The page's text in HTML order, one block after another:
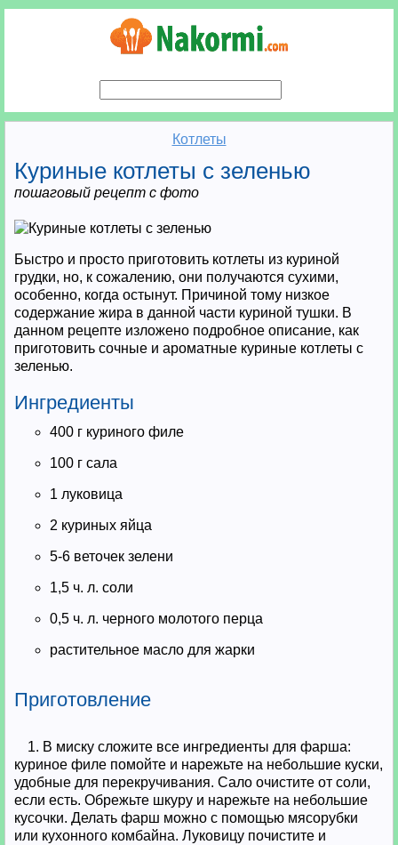
Котлеты
Куриные котлеты с зеленью
пошаговый рецепт с фото
Быстро и просто приготовить котлеты из куриной
грудки, но, к сожалению, они получаются сухими,
особенно, когда остынут. Причиной тому низкое
содержание жира в данной части куриной тушки. В
данном рецепте изложено подробное описание, как
приготовить сочные и ароматные куриные котлеты с
зеленью.
Ингредиенты
400 г куриного филе
100 г сала
1 луковица
2 куриных яйца
5-6 веточек зелени
1,5 ч. л. соли
0,5 ч. л. черного молотого перца
растительное масло для жарки
Приготовление
1. В миску сложите все ингредиенты для фарша:
куриное филе помойте и нарежьте на небольшие куски,
удобные для перекручивания. Сало очистите от соли,
если есть. Обрежьте шкуру и нарежьте на небольшие
кусочки. Делать фарш можно с помощью мясорубки
или кухонного комбайна. Луковицу почистите и